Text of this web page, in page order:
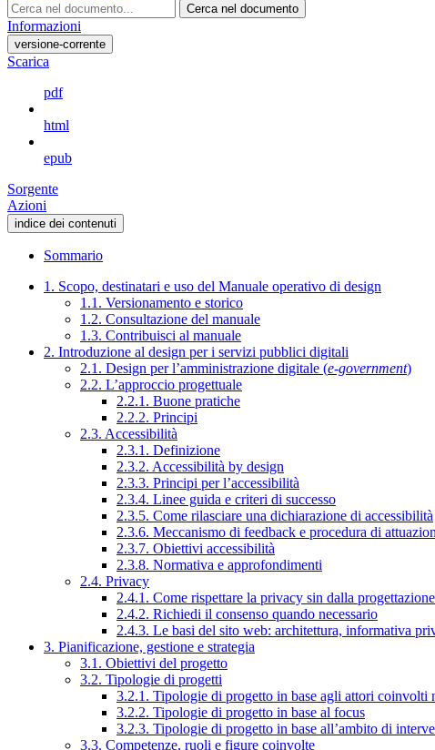
Cerca nel documento
Informazioni
versione-corrente
Scarica
pdf
html
epub
Sorgente
Azioni
indice dei contenuti
Sommario
1. Scopo, destinatari e uso del Manuale operativo di design
1.1. Versionamento e storico
1.2. Consultazione del manuale
1.3. Contribuisci al manuale
2. Introduzione al design per i servizi pubblici digitali
2.1. Design per l’amministrazione digitale (e-government)
2.2. L’approccio progettuale
2.2.1. Buone pratiche
2.2.2. Principi
2.3. Accessibilità
2.3.1. Definizione
2.3.2. Accessibilità by design
2.3.3. Principi per l’accessibilità
2.3.4. Linee guida e criteri di successo
2.3.5. Come rilasciare una dichiarazione di accessibilità
2.3.6. Meccanismo di feedback e procedura di
2.3.7. Obiettivi accessibilità
2.3.8. Normativa e approfondimenti
2.4. Privacy
2.4.1. Come rispettare la privacy sin dalla
2.4.2. Richiedi il consenso quando necessario
2.4.3. Le basi del sito web: architettura, informativa
3. Pianificazione, gestione e strategia
3.1. Obiettivi del progetto
3.2. Tipologie di progetti
3.2.1. Tipologie di progetto in base agli attori coinvolti
3.2.2. Tipologie di progetto in base al focus
3.2.3. Tipologie di progetto in base all’ambito di
3.3. Competenze, ruoli e figure coinvolte